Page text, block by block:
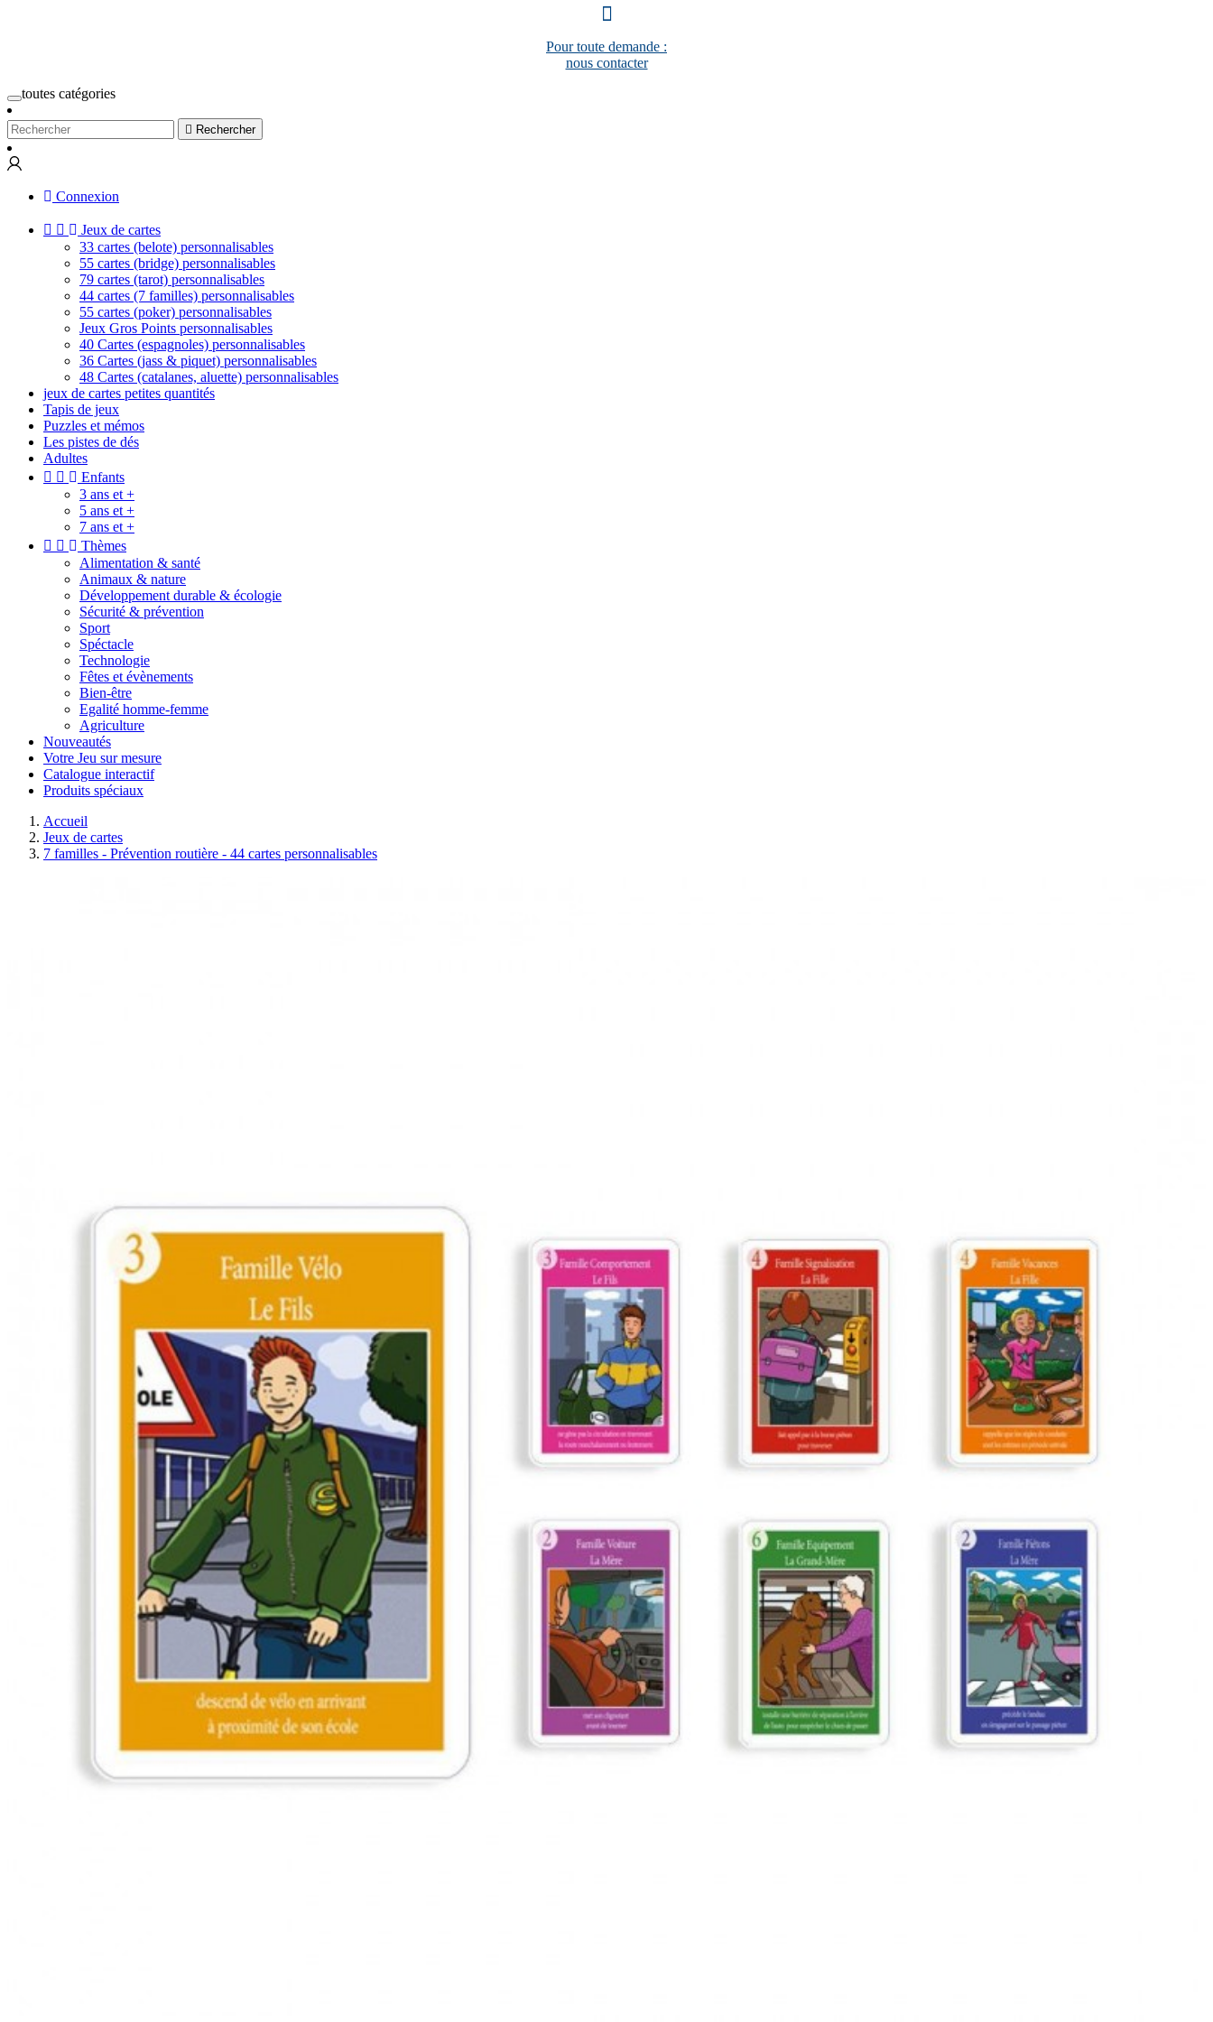
Pour toute demande :
nous contacter
toutes catégories
 Rechercher
Connexion
 
Jeux de cartes
33 cartes (belote) personnalisables
55 cartes (bridge) personnalisables
79 cartes (tarot) personnalisables
44 cartes (7 familles) personnalisables
55 cartes (poker) personnalisables
Jeux Gros Points personnalisables
40 Cartes (espagnoles) personnalisables
36 Cartes (jass & piquet) personnalisables
48 Cartes (catalanes, aluette) personnalisables
jeux de cartes petites quantités
Tapis de jeux
Puzzles et mémos
Les pistes de dés
Adultes
 
Enfants
3 ans et +
5 ans et +
7 ans et +
 
Thèmes
Alimentation & santé
Animaux & nature
Développement durable & écologie
Sécurité & prévention
Sport
Spéctacle
Technologie
Fêtes et évènements
Bien-être
Egalité homme-femme
Agriculture
Nouveautés
Votre Jeu sur mesure
Catalogue interactif
Produits spéciaux
Accueil
Jeux de cartes
7 familles - Prévention routière - 44 cartes personnalisables